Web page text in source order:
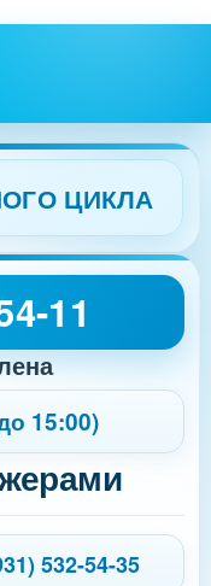
ЦИКЛА
11
15:00)
532-54-35